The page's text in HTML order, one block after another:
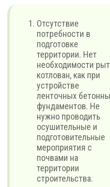
Отсутствие
потребности в
подготовке
территории. Нет
необходимости
котлован, как при
устройстве
ленточных
фундаментов. Не
нужно проводить
осушительные и
подготовительные
мероприятия с
почвами на
территории
строительства.